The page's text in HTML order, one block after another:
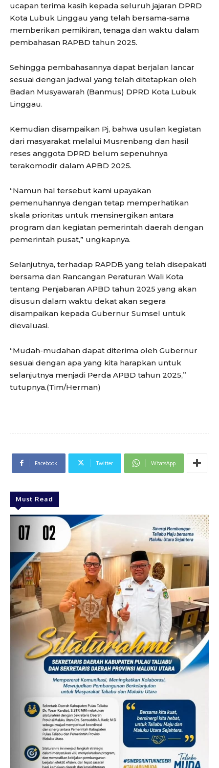
ucapan terima kasih kepada seluruh jajaran DPRD
Kota Lubuk Linggau yang telah bersama-sama
memberikan pemikiran, tenaga dan waktu dalam
pembahasan RAPBD tahun 2025.
Sehingga pembahasannya dapat berjalan lancar
sesuai dengan jadwal yang telah ditetapkan oleh
Badan Musyawarah (Banmus) DPRD Kota Lubuk
Linggau.
Kemudian disampaikan Pj, bahwa usulan kegiatan
dari masyarakat melalui Musrenbang dan hasil
reses anggota DPRD belum sepenuhnya
terakomodir dalam APBD 2025.
“Namun hal tersebut kami upayakan
pemenuhannya dengan tetap memperhatikan
skala prioritas untuk mensinergikan antara
program dan kegiatan pemerintah daerah dengan
pemerintah pusat,” ungkapnya.
Selanjutnya, terhadap RAPDB yang telah disepakati
bersama dan Rancangan Peraturan Wali Kota
tentang Penjabaran APBD tahun 2025 yang akan
disusun dalam waktu dekat akan segera
disampaikan kepada Gubernur Sumsel untuk
dievaluasi.
“Mudah-mudahan dapat diterima oleh Gubernur
sesuai dengan apa yang kita harapkan untuk
selanjutnya menjadi Perda APBD tahun 2025,”
tutupnya.(Tim/Herman)
Facebook Twitter WhatsApp
Must Read